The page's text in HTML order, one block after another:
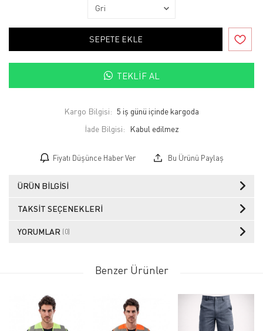
SEPETE EKLE
TEKLIF AL
Kargo Bilgisi: 5 iş günü içinde kargoda
İade Bilgisi:
Fiyatı Düşünce Haber Ver Bu Ürünü Paylaş
ÜRÜN BILGISI
TAKSIT SEÇENEKLERI
YORUMLAR (0)
Benzer Ürünler